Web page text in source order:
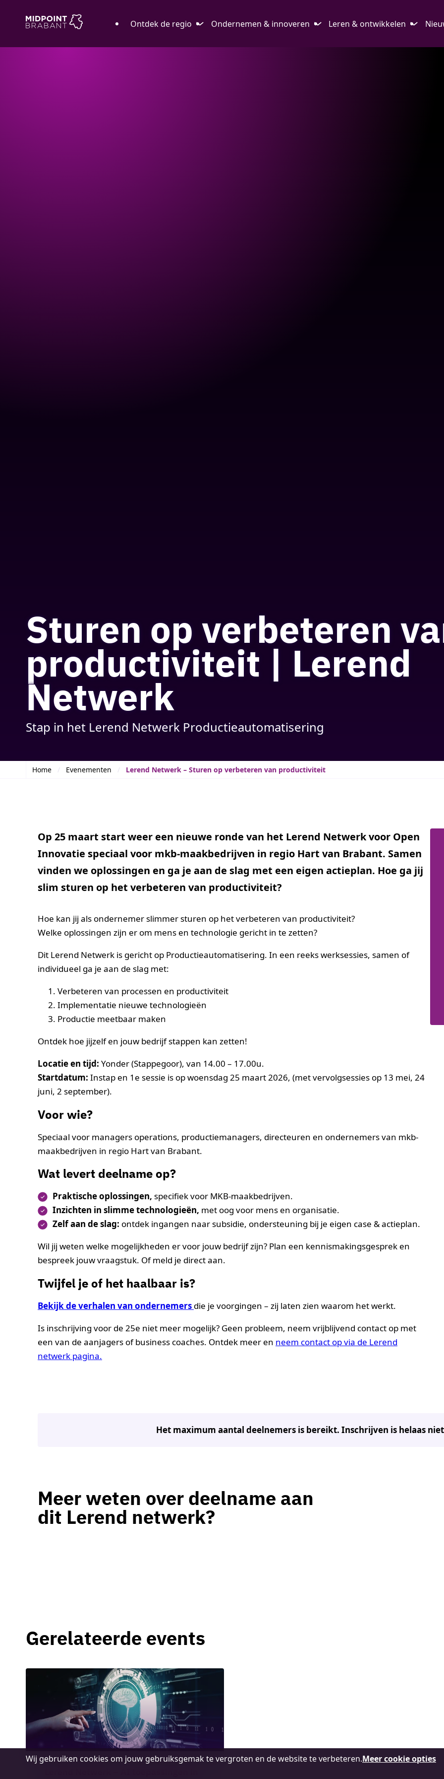
Cookie
meldingWij gebruiken cookies om jouw gebruiksgemak te vergroten en de website te verbeteren.Meer cookie opties
Ontdek de regio Ondernemen & innoveren Leren & ontwikkelen
Sturen op verbeteren
productiviteit | Lerend
Netwerk
Stap in het Lerend Netwerk Productieautomatisering
Home Evenementen Lerend Netwerk – Sturen op verbeteren van productiviteit
Op 25 maart start weer een nieuwe ronde van het Lerend Netwerk voor Open
Innovatie speciaal voor mkb-maakbedrijven in regio Hart van Brabant. Samen
vinden we oplossingen en ga je aan de slag met een eigen actieplan. Hoe ga jij
slim sturen op het verbeteren van productiviteit?
Hoe kan jij als ondernemer slimmer sturen op het verbeteren van productiviteit?
Welke oplossingen zijn er om mens en technologie gericht in te zetten?
Dit Lerend Netwerk is gericht op Productieautomatisering. In een reeks werksessies, samen of
individueel ga je aan de slag met:
Verbeteren van processen en productiviteit
Implementatie nieuwe technologieën
Productie meetbaar maken
Ontdek hoe jijzelf en jouw bedrijf stappen kan zetten!
Locatie en tijd: Yonder (Stappegoor), van 14.00 – 17.00u.
Startdatum: Instap en 1e sessie is op woensdag 25 maart 2026, (met vervolgsessies op 13 mei, 24
juni, 2 september).
Voorwie?
Speciaal voor managers operations, productiemanagers, directeuren en ondernemers van mkb-
maakbedrijven in regio Hart van Brabant.
Wat levert deelnameop?
Praktische oplossingen, specifiek voor MKB-maakbedrijven.
Inzichten in slimme technologieën, met oog voor mens en organisatie.
Zelf aan de slag: ontdek ingangen naar subsidie, ondersteuning bij je eigen case & actieplan.
Wil jij weten welke mogelijkheden er voor jouw bedrijf zijn? Plan een kennismakingsgesprek en
bespreek jouw vraagstuk. Of meld je direct aan.
Twijfel je of het haalbaar is?
Bekijk de verhalen van ondernemers die je voorgingen – zij laten zien waarom het werkt.
Is inschrijving voor de 25e niet meer mogelijk? Geen probleem, neem vrijblijvend contact op met
een van de aanjagers of business coaches. Ontdek meer en neem contact op via de Lerend
netwerk pagina.
Het maximum aantal deelnemers is bereikt. Inschrijven is helaas
Meer weten over deelname aan
dit Lerend netwerk?
Gerelateerde events